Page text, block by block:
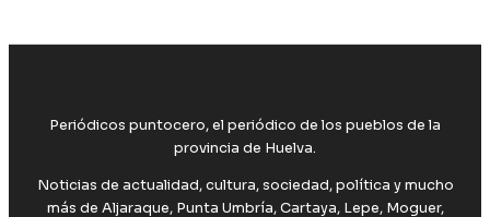
Periódicos puntocero, el periódico de los pueblos de la
provincia de Huelva.
Noticias de actualidad, cultura, sociedad, política y mucho
más de Aljaraque, Punta Umbría, Cartaya, Lepe, Moguer,